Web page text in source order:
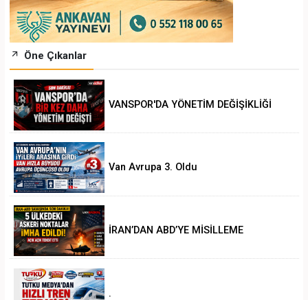
Öne Çıkanlar
VANSPOR'DA YÖNETİM DEĞİŞİKLİĞİ
Van Avrupa 3. Oldu
İRAN’DAN ABD’YE MİSİLLEME
.